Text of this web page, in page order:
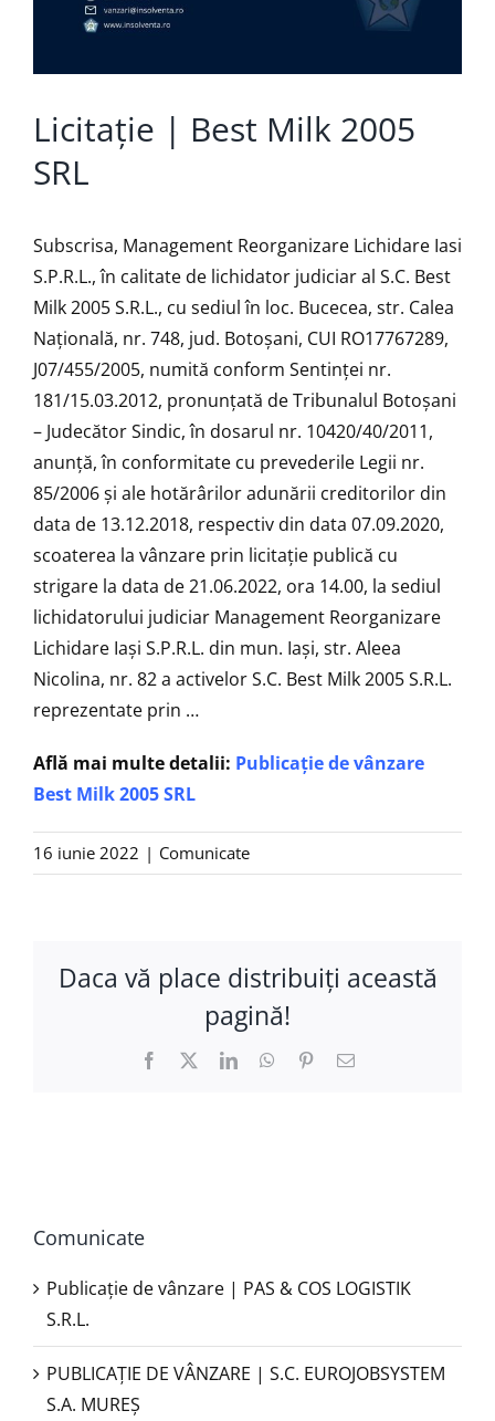
Licitație | Best Milk 2005
SRL
Subscrisa, Management Reorganizare Lichidare Iasi
S.P.R.L., în calitate de lichidator judiciar al S.C. Best
Milk 2005 S.R.L., cu sediul în loc. Bucecea, str. Calea
Națională, nr. 748, jud. Botoșani, CUI RO17767289,
J07/455/2005, numită conform Sentinței nr.
181/15.03.2012, pronunţată de Tribunalul Botoșani
– Judecător Sindic, în dosarul nr. 10420/40/2011,
anunţă, în conformitate cu prevederile Legii nr.
85/2006 şi ale hotărârilor adunării creditorilor din
data de 13.12.2018, respectiv din data 07.09.2020,
scoaterea la vânzare prin licitaţie publică cu
strigare la data de 21.06.2022, ora 14.00, la sediul
lichidatorului judiciar Management Reorganizare
Lichidare Iași S.P.R.L. din mun. Iași, str. Aleea
Nicolina, nr. 82 a activelor S.C. Best Milk 2005 S.R.L.
reprezentate prin …
Află mai multe detalii: Publicație de vânzare
Best Milk 2005 SRL
16 iunie 2022 | Comunicate
Daca vă place distribuiţi această
pagină!
Facebook LinkedInWhatsApp
Pinterest
E-
Comunicate
Publicație de vânzare | PAS & COS LOGISTIK
S.R.L.
PUBLICAŢIE DE VÂNZARE | S.C. EUROJOBSYSTEM
S.A. MUREȘ